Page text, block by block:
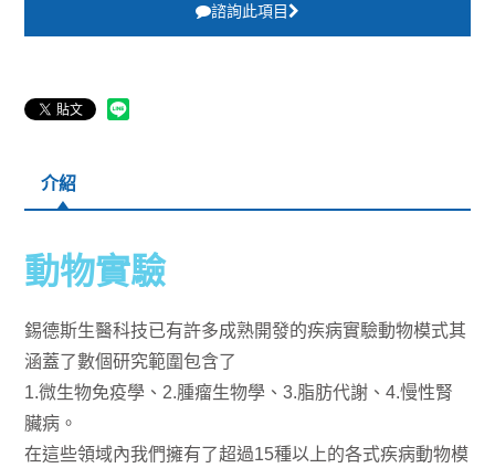
諮詢此項目
介紹
動物實驗
錫德斯生醫科技已有許多成熟開發的疾病實驗動物模式其
涵蓋了數個研究範圍包含了
1.微生物免疫學、2.腫瘤生物學、3.脂肪代謝、4.慢性腎
臟病。
在這些領域內我們擁有了超過15種以上的各式疾病動物模